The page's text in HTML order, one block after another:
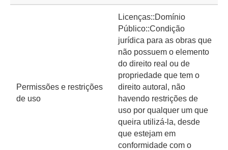
Permissões e restrições
de uso
Licenças::Domínio
Público::Condição
jurídica para as obras que
não possuem o elemento
do direito real ou de
propriedade que tem o
direito autoral, não
havendo restrições de
uso por qualquer um que
queira utilizá-la, desde
que estejam em
conformidade com o